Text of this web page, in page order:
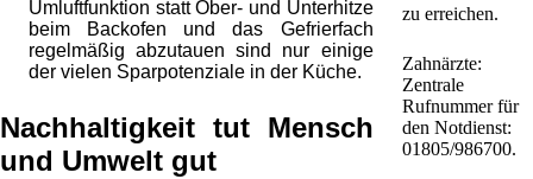
Umluftfunktion statt Ober- und Unterhitze
beim Backofen und das Gefrierfach
regelmäßig abzutauen sind nur einige
der vielen Sparpotenziale in der Küche.
Nachhaltigkeit tut Mensch
und Umwelt gut
zu erreichen.
Zahnärzte:
Zentrale
Rufnummer für
den Notdienst:
01805/986700.